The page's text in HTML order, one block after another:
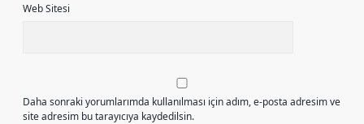
Web Sitesi
Daha sonraki yorumlarımda kullanılması için adım, e-posta adresim ve
site adresim bu tarayıcıya kaydedilsin.